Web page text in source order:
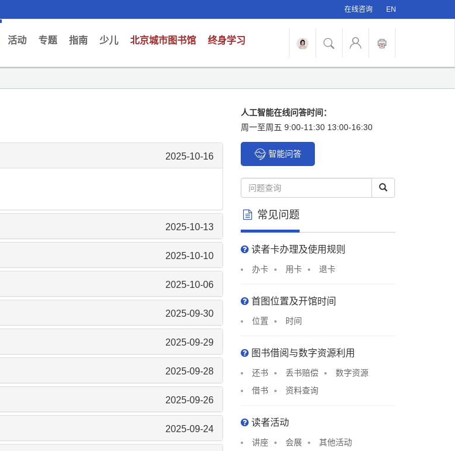
在线咨询 EN
活动 专题 指南 少儿 北京城市图书馆 终身学习
2025-10-16
2025-10-13
2025-10-10
2025-10-06
2025-09-30
2025-09-29
2025-09-28
2025-09-26
2025-09-24
人工智能在线问答时间：
周一至周五 9:00-11:30 13:00-16:30
智能问答
常见问题
读者卡办理及使用规则
办卡 用卡 退卡
首图位置及开馆时间
位置 时间
图书借阅与数字资源利用
还书 丢书赔偿
数字资源
借书
资料查询
读者活动
讲座 会展 其他活动